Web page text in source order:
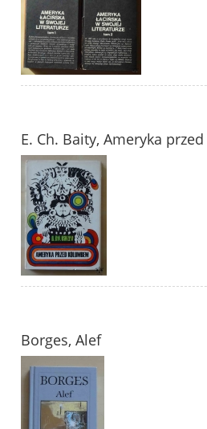
E. Ch. Baity, Ameryka
Borges, Alef